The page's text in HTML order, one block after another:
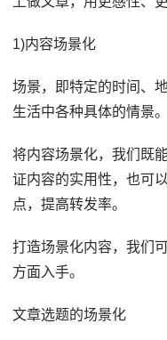
1)内容场景化
场景，即特定的时间、
生活中各种具体的情景。
将内容场景化，我们既
证内容的实用性，也可
点，提高转发率。
打造场景化内容，我们
方面入手。
文章选题的场景化